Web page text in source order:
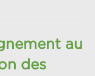
au
des